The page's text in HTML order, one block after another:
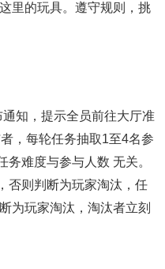
里的玩具。遵守规则，挑
知，提示全员前往大厅准
，每轮任务抽取1至4名参
难度与参与人数 无关。
否则判断为玩家淘汰，任
为玩家淘汰，淘汰者立刻